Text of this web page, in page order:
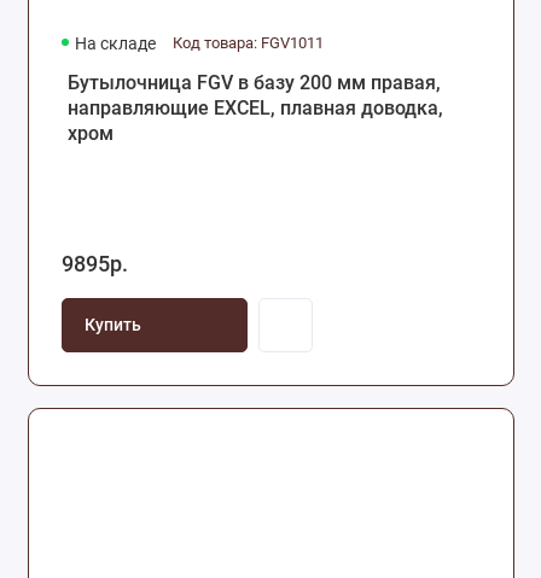
На складе Код товара: FGV1011
Бутылочница FGV в базу 200 мм правая,
направляющие EXCEL, плавная доводка,
хром
9895р.
Купить